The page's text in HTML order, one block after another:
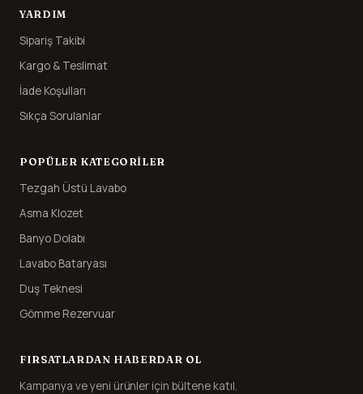
YARDIM
Sipariş Takibi
Kargo & Teslimat
İade Koşulları
Sıkça Sorulanlar
POPÜLER KATEGORILER
Tezgah Üstü Lavabo
Asma Klozet
Banyo Dolabı
Lavabo Bataryası
Duş Teknesi
Gömme Rezervuar
FIRSATLARDAN HABERDAR OL
Kampanya ve yeni ürünler için bültene katıl.